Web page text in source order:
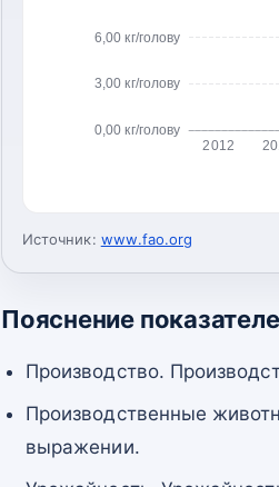
0,00 кг/голову
3,00 кг/голову
6,00 кг/голову
2012
Источник: www.fao.org
Пояснение
Производство.
Производственные
выражении.